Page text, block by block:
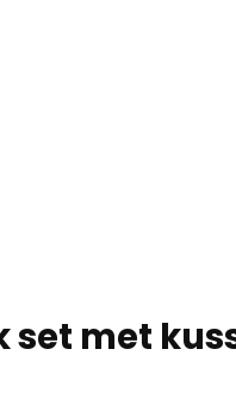
set met